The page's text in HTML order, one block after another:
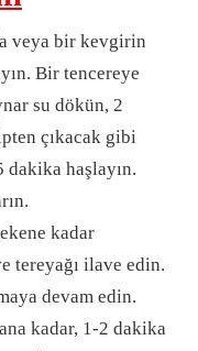
veya bir kevgirin
Bir tencereye
su dökün, 2
çıkacak gibi
dakika haşlayın.
kadar
tereyağı ilave edin.
devam edin.
kadar, 1-2 dakika